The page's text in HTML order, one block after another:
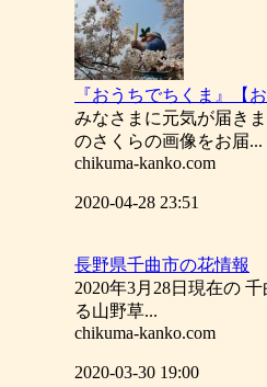
『おうちでちくま』【お
みなさまに元気が届き
のさくらの画像をお届...
chikuma-kanko.com
2020-04-28 23:51
長野県千曲市の花情報
2020年3月28日現在の
る山野草...
chikuma-kanko.com
2020-03-30 19:00